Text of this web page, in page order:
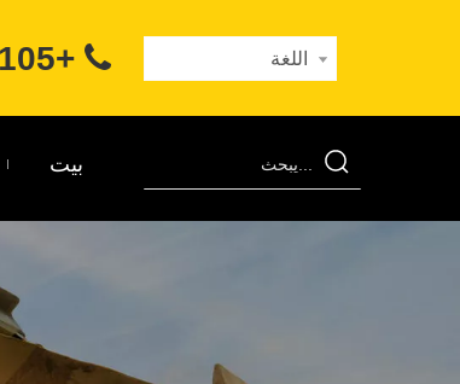

+86-400-1155-105 اللغة
بيت